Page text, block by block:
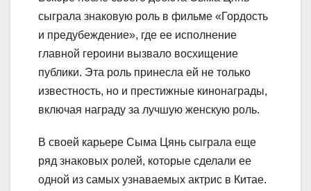
сыграла знаковую роль в фильме «Гордость
и предубеждение», где ее исполнение
главной героини вызвало восхищение
публики. Эта роль принесла ей не только
известность, но и престижные кинонаграды,
включая награду за лучшую женскую роль.
В своей карьере Сыма Цянь сыграла еще
ряд знаковых ролей, которые сделали ее
одной из самых узнаваемых актрис в Китае.